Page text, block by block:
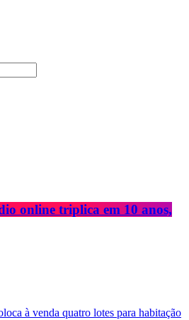
online triplica em 10 anos,